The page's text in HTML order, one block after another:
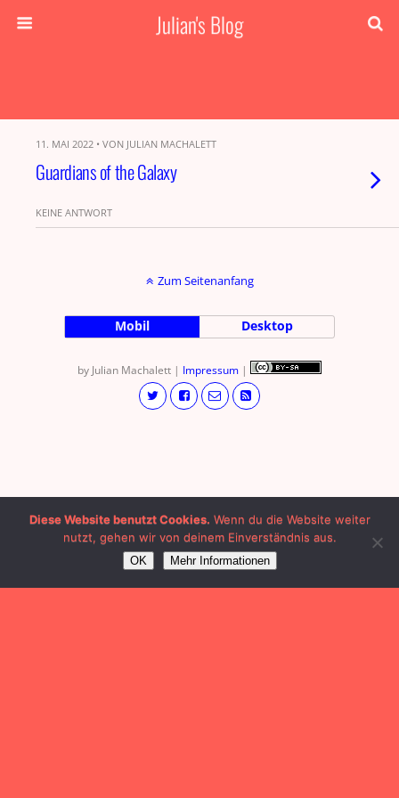
Julian's Blog
11. MAI 2022 • VON JULIAN MACHALETT
Guardians of the Galaxy
KEINE ANTWORT
Zum Seitenanfang
Mobil Desktop
by Julian Machalett | Impressum |
Diese Website benutzt Cookies. Wenn du die Website weiter
nutzt, gehen wir von deinem Einverständnis aus.
OK Mehr Informationen